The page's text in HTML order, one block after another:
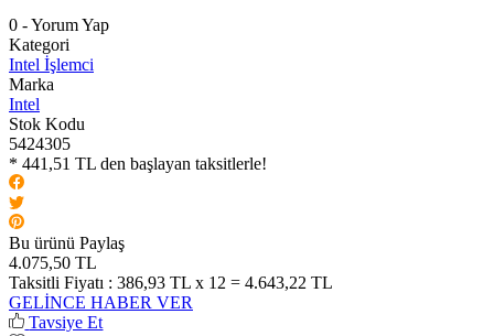
0 - Yorum Yap
Kategori
Intel İşlemci
Marka
Intel
Stok Kodu
5424305
* 441,51 TL den başlayan taksitlerle!
Bu ürünü Paylaş
4.075,50 TL
Taksitli Fiyatı : 386,93 TL x 12 = 4.643,22 TL
GELİNCE HABER VER
Tavsiye Et